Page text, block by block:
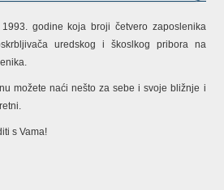
godine koja broji četvero zaposlenika
uredskog i škoslkog pribora na
možete naći nešto za sebe i svoje bližnje i
s Vama!